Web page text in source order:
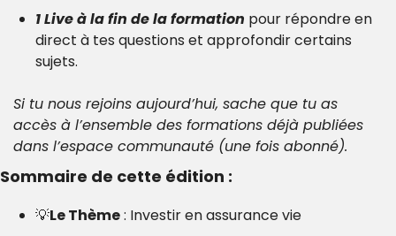
1 Live à la fin de la formation pour répondre en
direct à tes questions et approfondir certains
sujets.
Si tu nous rejoins aujourd’hui, sache que tu as
accès à l’ensemble des formations déjà publiées
dans l’espace communauté (une fois abonné).
Sommaire de cette édition :
💡Le Thème : Investir en assurance vie